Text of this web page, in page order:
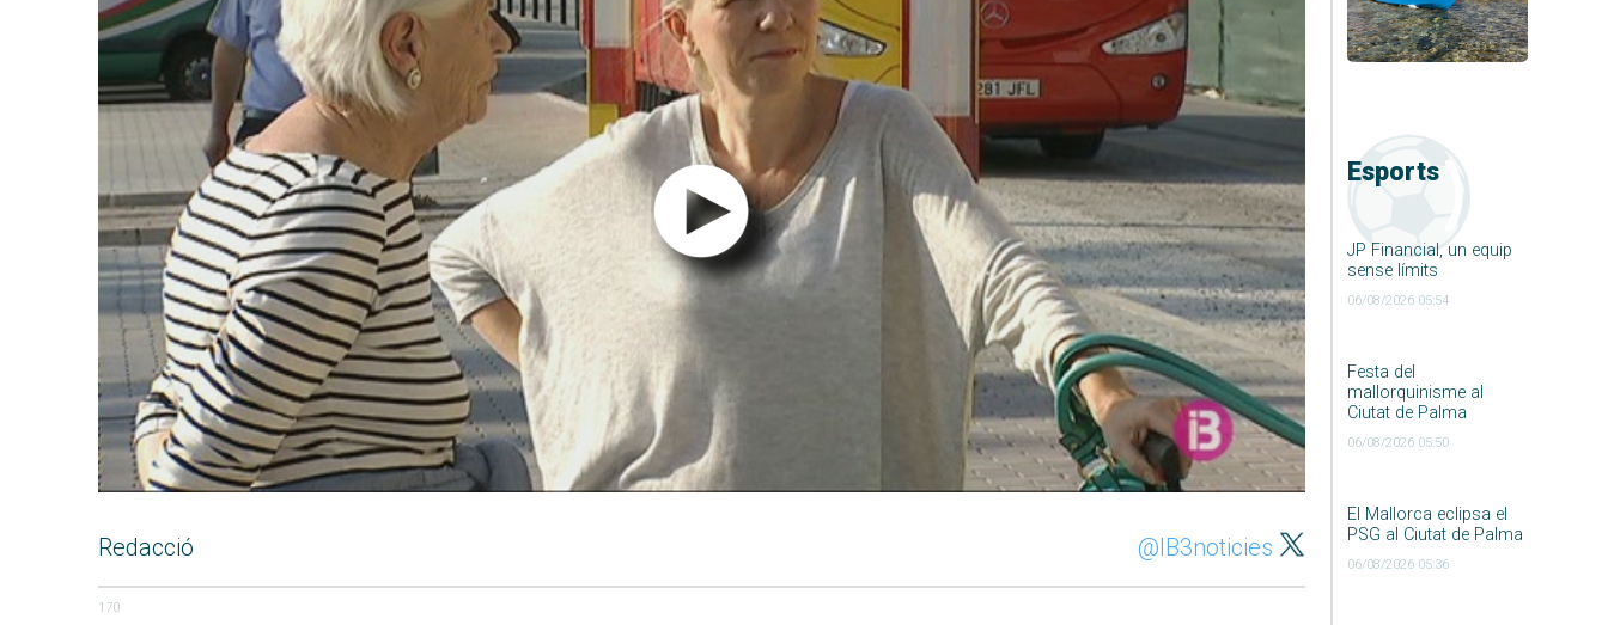
Esports
JP Financial, un equip
sense límits
06/08/2026 05:54
Festa del
mallorquinisme al
Ciutat de Palma
06/08/2026 05:50
El Mallorca eclipsa el
PSG al Ciutat de Palma
06/08/2026 05:36
Redacció @IB3noticies
170